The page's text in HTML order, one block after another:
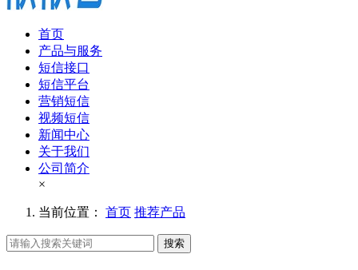
首页
产品与服务
短信接口
短信平台
营销短信
视频短信
新闻中心
关于我们
公司简介
×
当前位置： 首页 推荐产品
搜索